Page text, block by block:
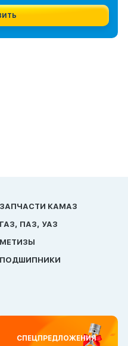
ЗАПЧАСТИ КАМАЗ
ГАЗ, ПАЗ, УАЗ
МЕТИЗЫ
ПОДШИПНИКИ
СПЕЦПРЕДЛОЖЕНИЯ